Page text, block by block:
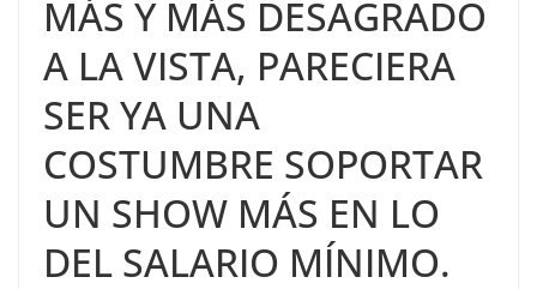
MÁS Y MÁS DESAGRADO
A LA VISTA, PARECIERA
SER YA UNA
COSTUMBRE SOPORTAR
UN SHOW MÁS EN LO
DEL SALARIO MÍNIMO.